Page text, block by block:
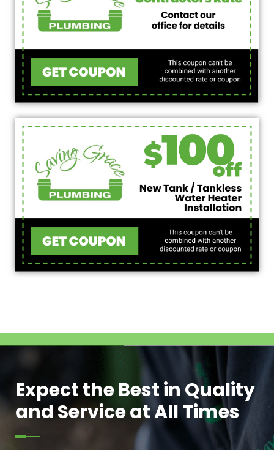
Expect the Best in Quality
and Service at All Times